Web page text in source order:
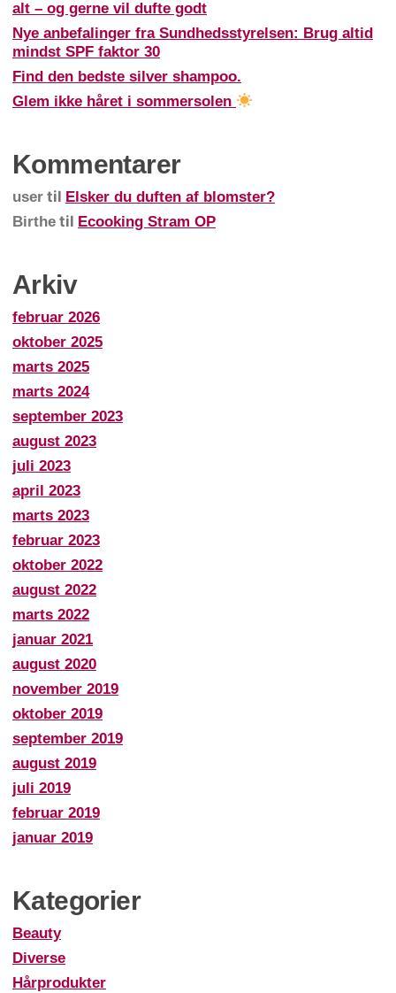
alt – og gerne vil dufte godt
Nye anbefalinger fra Sundhedsstyrelsen: Brug altid
mindst SPF faktor 30
Find den bedste silver shampoo.
Glem ikke håret i sommersolen
Kommentarer
user til Elsker du duften af blomster?
Birthe til Ecooking Stram OP
Arkiv
februar 2026
oktober 2025
marts 2025
marts 2024
september 2023
august 2023
juli 2023
april 2023
marts 2023
februar 2023
oktober 2022
august 2022
marts 2022
januar 2021
august 2020
november 2019
oktober 2019
september 2019
august 2019
juli 2019
februar 2019
januar 2019
Kategorier
Beauty
Diverse
Hårprodukter